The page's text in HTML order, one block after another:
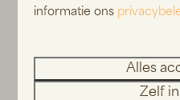
Luxemburgtrekt jaarlijks
dichtstbijzijnde
, bevindt
informatie ons
Alles
Zelf